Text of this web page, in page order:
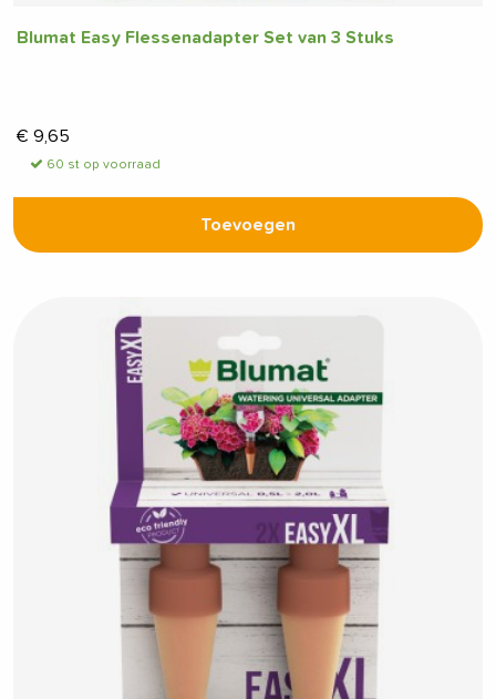
Blumat Easy Flessenadapter Set van 3 Stuks
€ 9,65
60 st op voorraad
Toevoegen